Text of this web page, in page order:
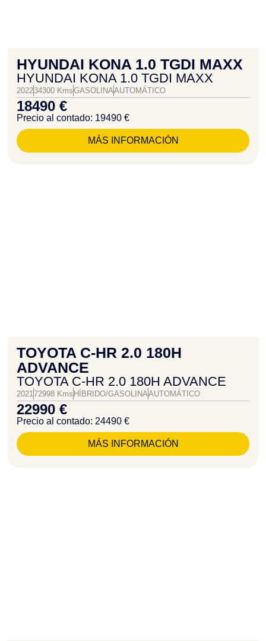
HYUNDAI KONA 1.0 TGDI MAXX
HYUNDAI KONA 1.0 TGDI MAXX
202234300 KmsGASOLINAAUTOMÁTICO
18490 €
Precio al contado: 19490 €
MÁS INFORMACIÓN
TOYOTA C-HR 2.0 180H
ADVANCE
TOYOTA C-HR 2.0 180H ADVANCE
202172998 Kms HÍBRIDO/GASOLINAAUTOMÁTICO
22990 €
Precio al contado: 24490 €
MÁS INFORMACIÓN